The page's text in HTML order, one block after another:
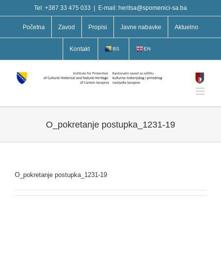
to
Tel: +387 33 475 033 E-mail: heritsa@spomenici-sa.ba
Početna Zavod Propisi Javne nabavke Aktuelno
Kontakt BS EN
O_pokretanje postupka_1231-19
O_pokretanje postupka_1231-19